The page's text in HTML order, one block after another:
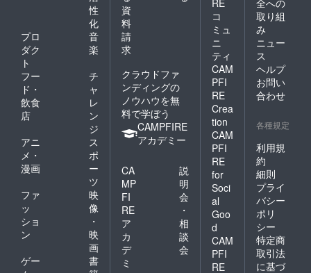
性
化
プロ
ダク
ト
音
楽
フー
ド・
飲食
店
チ
ャ
レ
ン
ジ
アニ
メ・
漫画
ス
ポ
ー
ツ
ファ
ッ
ショ
ン
映
像
・
映
画
ゲー
書
資
料
請
求
クラウドファ
ンディングの
ノウハウを無
料で学ぼう
CAMPFIRE
アカデミー
CA
MP
FI
RE
ア
カ
デ
ミ
説
明
会
・
相
談
会
コ
ミュ
ニ
ティ
CAM
PFI
RE
Crea
tion
CAM
PFI
RE
for
Soci
al
Goo
d
CAM
PFI
RE
取り組
み
ニュー
ス
ヘルプ
お問い
合わせ
各種規定
利用規
約
細則
プライ
バシー
ポリ
シー
特定商
取引法
に基づ